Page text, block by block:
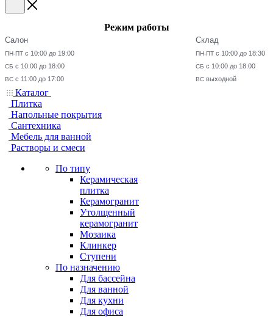
Режим работы
Салон
ПН-ПТ с 10:00 до 19:00
СБ с 10:00 до 18:00
ВС с 11:00 до 17:00
Склад
ПН-ПТ с 10:00 до 18:30
СБ с 10:00 до 18:00
ВС выходной
Каталог
Плитка
Напольные покрытия
Сантехника
Мебель для ванной
Растворы и смеси
По типу
Керамическая
плитка
Керамогранит
Утолщенный
керамогранит
Мозаика
Клинкер
Ступени
По назначению
Для бассейна
Для ванной
Для кухни
Для офиса